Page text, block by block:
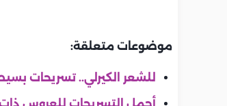
موضوعات متعلقة:
للشعر الكيرلي.. تسريحات